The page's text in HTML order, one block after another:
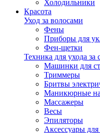
Холодильники
Красота
Уход за волосами
Фены
Приборы для
Фен-щетки
Техника для ухода за
Машинки для
Триммеры
Бритвы
Маникюрные
Массажеры
Весы
Эпиляторы
Аксессуары